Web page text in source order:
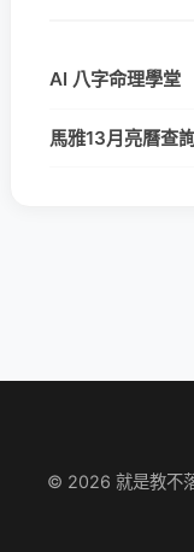
AI 八字命理學堂
馬雅13月亮曆查
© 2026 就是教不